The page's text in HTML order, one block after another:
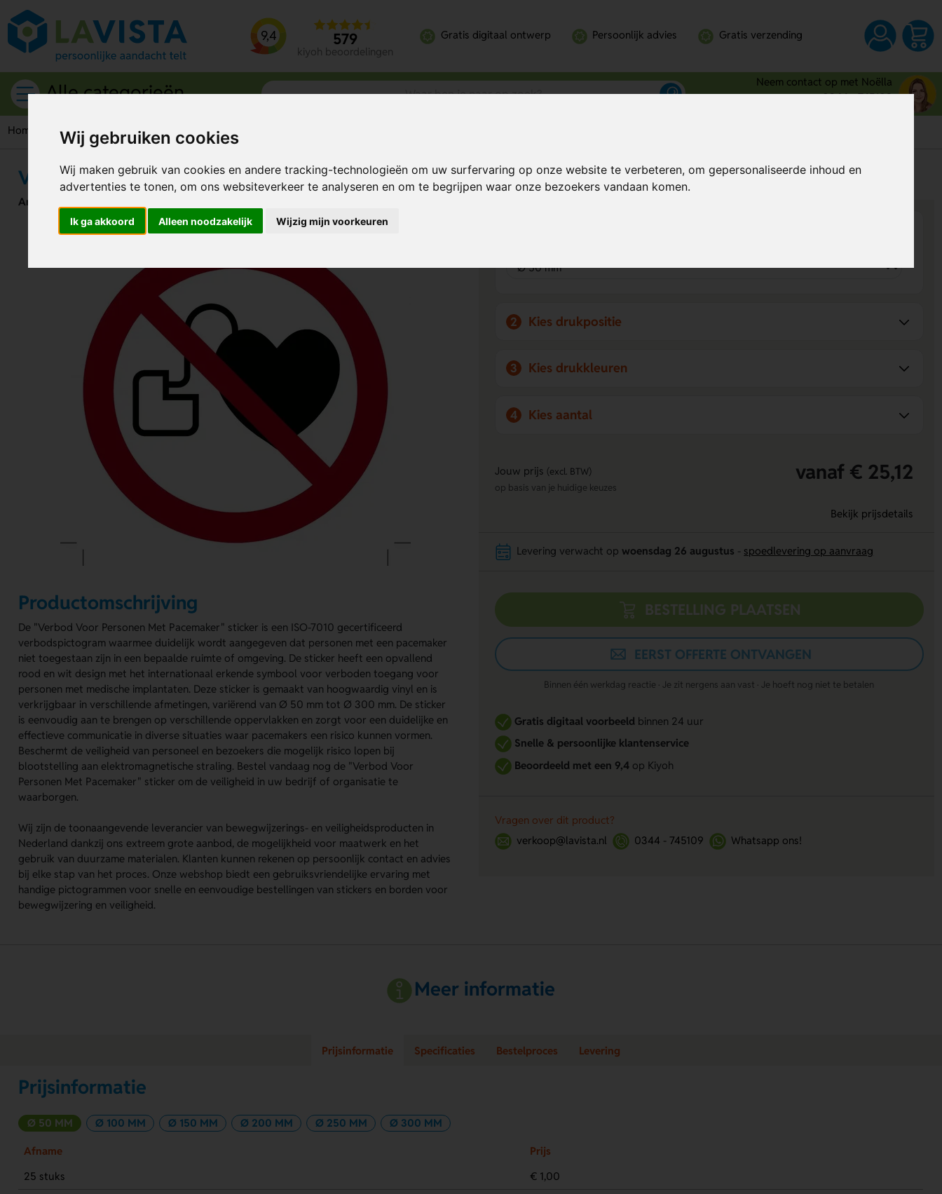
Wij gebruiken cookies
Wij maken gebruik van cookies en andere tracking-technologieën om uw surfervaring op onze website te verbeteren, om gepersonaliseerde inhoud en
advertenties te tonen, om ons websiteverkeer te analyseren en om te begrijpen waar onze bezoekers vandaan komen.
Ik ga akkoord Alleen noodzakelijk Wijzig mijn voorkeuren
9,4 579
kiyoh beoordelingen
Gratis digitaal ontwerp Persoonlijk advies Gratis verzending
Alle categorieën
Neem contact op met Noëlla
0344 - 745109
Home ISO-7010 Verbodspictogrammen
Verbod Voor Personen Met Pacemaker (Sticker)
Artikelnummer:
Productomschrijving
De "Verbod Voor Personen Met Pacemaker" sticker is een ISO-7010 gecertificeerd
verbodspictogram waarmee duidelijk wordt aangegeven dat personen met een pacemaker
niet toegestaan zijn in een bepaalde ruimte of omgeving. De sticker heeft een opvallend
rood en wit design met het internationaal erkende symbool voor verboden toegang voor
personen met medische implantaten. Deze sticker is gemaakt van hoogwaardig vinyl en is
verkrijgbaar in verschillende afmetingen, variërend van Ø 50 mm tot Ø 300 mm. De sticker
is eenvoudig aan te brengen op verschillende oppervlakken en zorgt voor een duidelijke en
effectieve communicatie in diverse situaties waar pacemakers een risico kunnen vormen.
Beschermt de veiligheid van personeel en bezoekers die mogelijk risico lopen bij
blootstelling aan elektromagnetische straling. Bestel vandaag nog de "Verbod Voor
Personen Met Pacemaker" sticker om de veiligheid in uw bedrijf of organisatie te
waarborgen.
Wij zijn de toonaangevende leverancier van bewegwijzerings- en veiligheidsproducten in
Nederland dankzij ons extreem grote aanbod, de mogelijkheid voor maatwerk en het
gebruik van duurzame materialen. Klanten kunnen rekenen op persoonlijk contact en advies
bij elke stap van het proces. Onze webshop biedt een gebruiksvriendelijke ervaring met
handige pictogrammen voor snelle en eenvoudige bestellingen van stickers en borden voor
bewegwijzering en veiligheid.
Bereken mijn prijs Al vanaf€ 0,79 per stuk (excl. BTW)
2 Kies drukpositie
3 Kies drukkleuren
4 Kies aantal
Jouw prijs (excl. BTW) vanaf € 25,12
op basis van je huidige keuzes
Bekijk prijsdetails
Levering verwacht op woensdag 26 augustus spoedlevering op aanvraag
BESTELLING PLAATSEN
EERST OFFERTE ONTVANGEN
Binnen één werkdag reactie · Je zit nergens aan vast · Je hoeft nog niet te betalen
Gratis digitaal voorbeeldbinnen 24 uur
Snelle & persoonlijke klantenservice
Beoordeeld met een 9,4op Kiyoh
Vragen over dit product?
verkoop@lavista.nl
0344 - 745109 Whatsapp ons!
Meer informatie
Prijsinformatie Specificaties Bestelproces Levering
Prijsinformatie
Ø 50 MM Ø 100 MM Ø 150 MM Ø 200 MM Ø 250 MM Ø 300 MM
Afname
Prijs
25 stuks
€ 1,00